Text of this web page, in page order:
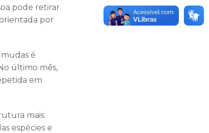
pode retirar
por
é
último mês,
em
mais
espécies e